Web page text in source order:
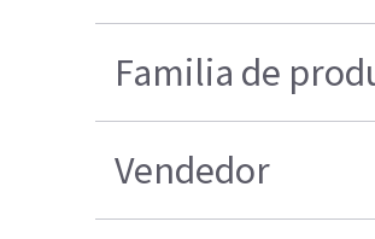
Familia de
Vendedor